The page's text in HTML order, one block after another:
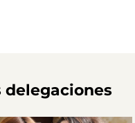
delegaciones